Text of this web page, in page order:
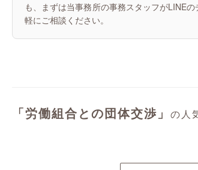
も、まずは当事務所の事務スタッフがLINE
軽にご相談ください。
「労働組合との団体交渉」 の人